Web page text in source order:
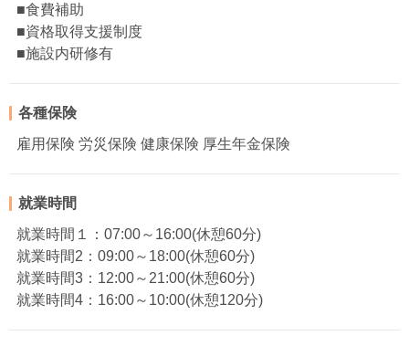
■食費補助
■資格取得支援制度
■施設内研修有
各種保険
雇用保険 労災保険 健康保険 厚生年金保険
就業時間
就業時間１：07:00～16:00(休憩60分)
就業時間2：09:00～18:00(休憩60分)
就業時間3：12:00～21:00(休憩60分)
就業時間4：16:00～10:00(休憩120分)